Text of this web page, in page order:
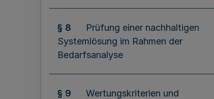
§ 8
Prüfung einer nachhaltigen
Systemlösung im Rahmen der
Bedarfsanalyse
§ 9
Wertungskriterien und